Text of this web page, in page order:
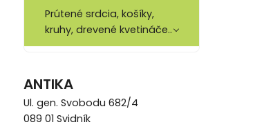
Prútené srdcia, košíky,
kruhy, drevené kvetináče..
ANTIKA
Ul. gen. Svobodu 682/4
089 01 Svidník